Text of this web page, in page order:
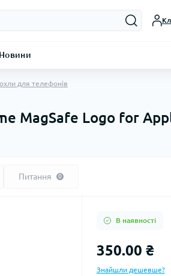
Новини
для телефонів
MagSafe Logo for
Питання 0
В наявності
350.00 ₴
Знайшли дешевше?